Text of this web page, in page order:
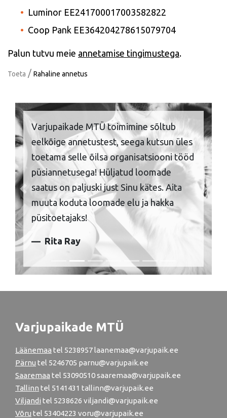
Luminor EE241700017003582822
Coop Pank EE364204278615079704
Palun tutvu meie annetamise tingimustega.
Toeta / Rahaline annetus
Varjupaikade MTÜ toimimine sõltub
eelkõige annetustest, seega kutsun üles
toetama selle õilsa organisatsiooni tööd
püsiannetusega! Hüljatud loomade
saatus on paljuski just Sinu kätes. Aita
muuta koduta loomade elu ja hakka
püsitoetajaks!
Rita Ray
Previous Next
Varjupaikade MTÜ
Läänemaa tel 5238957 laanemaa@varjupaik.ee
Pärnu tel 5246705 parnu@varjupaik.ee
Saaremaa tel 53090510 saaremaa@varjupaik.ee
Tallinn tel 5141431 tallinn@varjupaik.ee
Viljandi tel 5238626 viljandi@varjupaik.ee
Võru tel 53404223 voru@varjupaik.ee